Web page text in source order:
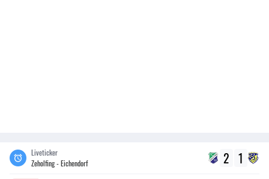
Liveticker
Zeholfing - Eichendorf
2 1